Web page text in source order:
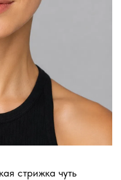
стрижка чуть